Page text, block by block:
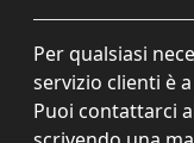
Per qualsiasi
servizio clienti è
Puoi contattarci